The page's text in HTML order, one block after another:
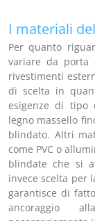
I materiali
Per quanto
variare da porta
rivestimenti
di scelta in
esigenze di tipo
legno massello
blindato. Altri
come PVC o
blindate che si
invece scelta per
garantisce di
ancoraggio